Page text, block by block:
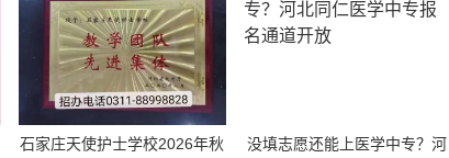
石家庄天使护士学校2026年秋
没填志愿还能上医学中专？河